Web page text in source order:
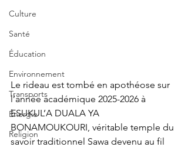
Culture
Santé
Éducation
Environnement
Transports
Énergie
Religion
Le rideau est tombé en apothéose sur
l’année académique 2025-2026 à
ESUKUL’A DUALA YA
BONAMOUKOURI, véritable temple du
savoir traditionnel Sawa devenu au fil